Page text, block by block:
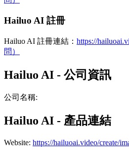
Hailuo AI 註冊
Hailuo AI 註冊連結： https://
問）
Hailuo AI - 公司資訊
公司名稱:
Hailuo AI - 產品連結
Website: https://hailuoai.video/create/